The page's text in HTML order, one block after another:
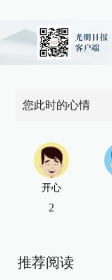
您此时的心情
开心
2
推荐阅读